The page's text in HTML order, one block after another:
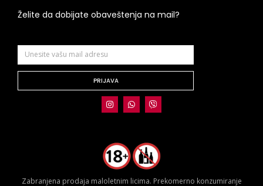
Želite da dobijate obaveštenja na mail?
PRIJAVA
Zabranjena prodaja maloletnim licima. Prekomerno konzumiranje